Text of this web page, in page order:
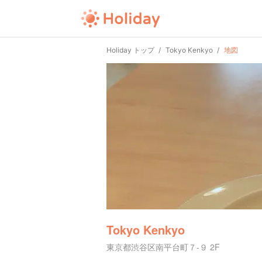
Holiday トップ Tokyo Kenkyo 地図
Tokyo Kenkyo
東京都渋谷区南平台町７-９ 2F